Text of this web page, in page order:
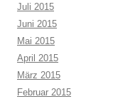
Juli 2015
Juni 2015
Mai 2015
April 2015
März 2015
Februar 2015